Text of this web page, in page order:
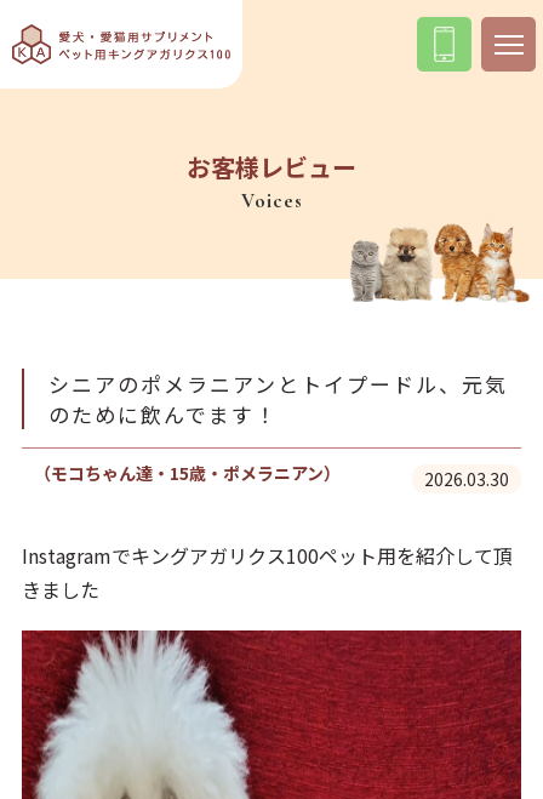
お客様レビュー
Voices
シニアのポメラニアンとトイプードル、元気
のために飲んでます！
（モコちゃん達・15歳・ポメラニアン） 2026.03.30
Instagramでキングアガリクス100ペット用を紹介して頂
きました